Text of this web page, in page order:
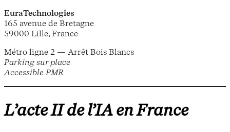
EuraTechnologies
165 avenue de Bretagne
59000 Lille, France
Métro ligne 2 — Arrêt Bois Blancs
Parking sur place
Accessible PMR
L’acte II de l’IA en France